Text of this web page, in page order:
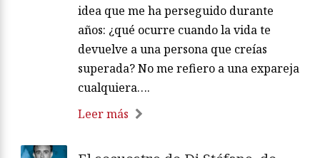
idea que me ha perseguido durante
años: ¿qué ocurre cuando la vida te
devuelve a una persona que creías
superada? No me refiero a una expareja
cualquiera….
Leer más